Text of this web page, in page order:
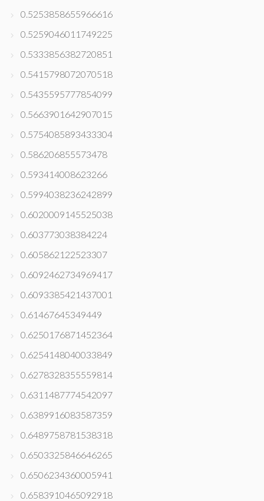
0.5253858655966616
0.5259046011749225
0.5333856382720851
0.5415798072070518
0.5435595777854099
0.5663901642907015
0.5754085893433304
0.586206855573478
0.593414008623266
0.5994038236242899
0.6020009145525038
0.603773038384224
0.605862122523307
0.6092462734969417
0.6093385421437001
0.61467645349449
0.6250176871452364
0.6254148040033849
0.6278328355559814
0.6311487774542097
0.6389916083587359
0.6489758781538318
0.6503325846646265
0.6506234360005941
0.6583910465092918